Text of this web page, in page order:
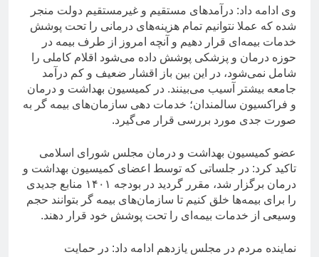
وی ادامه داد: درآمدهای مستقیم و غیرمستقیم دولت منجر
شده که عملا نتوانیم تمام هزینه‌های درمانی را تحت پوشش
خدمات بیمه‌ای قرار دهیم و آنچه امروز از طرف بیمه در
حوزه درمان و پزشکی پوشش داده می‌شود اقلام کاملی را
شامل نمی‌شود، در این بین باز اقشار ضعیف و کم درآمد
جامعه بیشتر آسیب می‌بینند. در کمیسیون بهداشت و درمان
و فراکسیون سالمندان؛ خدمات دهی سازمان‌های بیمه گر به
صورت جدی مورد بررسی قرار می‌گیرد.
عضو کمیسیون بهداشت و درمان مجلس شورای اسلامی
تاکید کرد: در جلساتی که توسط اعضای کمیسیون بهداشت و
درمان برگزار شد، مقرر گردید در بودجه ۱۴۰۱ منابع جدیدی
را برای بیمه‌ها خلق کنیم تا سازمان‌های بیمه گر بتوانند حجم
وسیعی از خدمات بیمه‌ای را تحت پوشش خود قرار دهند.
نماینده مردم در مجلس یازدهم ادامه داد: در حمایت